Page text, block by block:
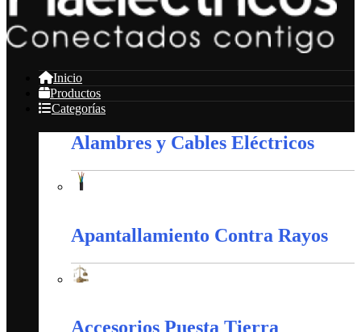
Inicio
Productos
Categorías
Alambres y Cables Eléctricos
Apantallamiento Contra Rayos
Accesorios Puesta Tierra